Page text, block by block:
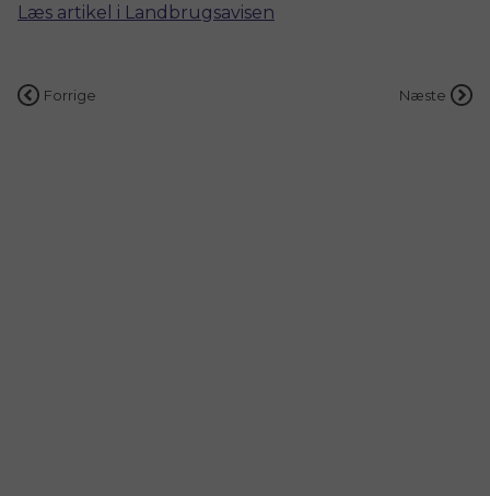
Læs artikel i Landbrugsavisen
Indlægsnavigation
Forrige Næste